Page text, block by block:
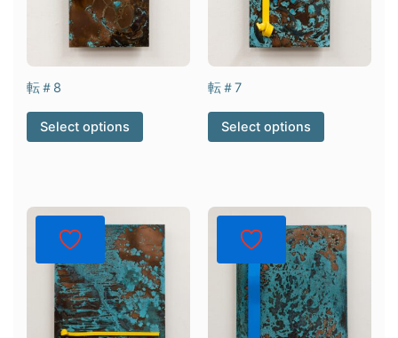
転＃8
Select options
転＃7
Select options